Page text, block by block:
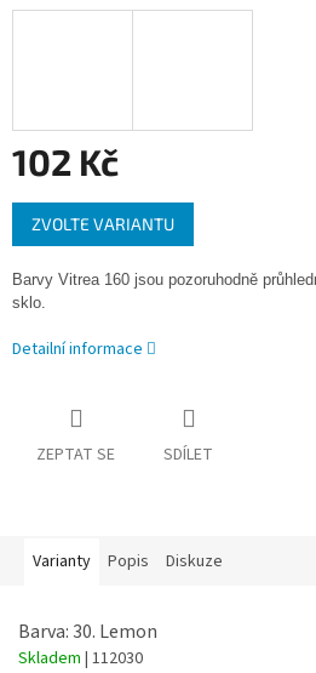
102 Kč
Měrná
cena:
ZVOLTE VARIANTU
Barvy Vitrea 160 jsou pozoruhodně
sklo.
Detailní informace
ZEPTAT SE SDÍLET
Varianty Popis Diskuze
Barva: 30. Lemon
Skladem | 112030